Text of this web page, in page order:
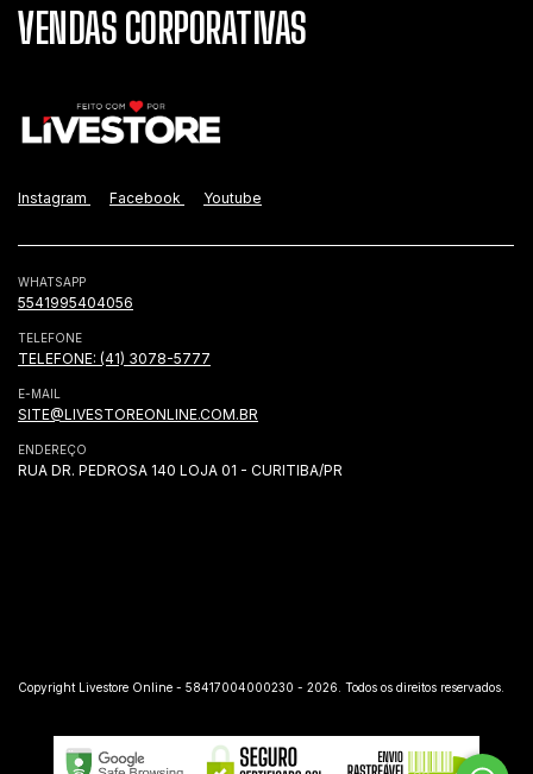
VENDAS CORPORATIVAS
Instagram Facebook Youtube
WHATSAPP
5541995404056
TELEFONE
TELEFONE: (41) 3078-5777
E-MAIL
SITE@LIVESTOREONLINE.COM.BR
ENDEREÇO
RUA DR. PEDROSA 140 LOJA 01 - CURITIBA/PR
Copyright Livestore Online - 58417004000230 - 2026. Todos os direitos reservados.